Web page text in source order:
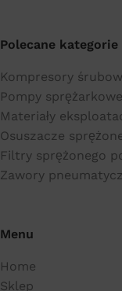
Polecane kategorie
Kompresory
Pompy sprężarkowe
Materiały
Osuszacze
Filtry sprężonego
Zawory
Menu
Home
Sklep